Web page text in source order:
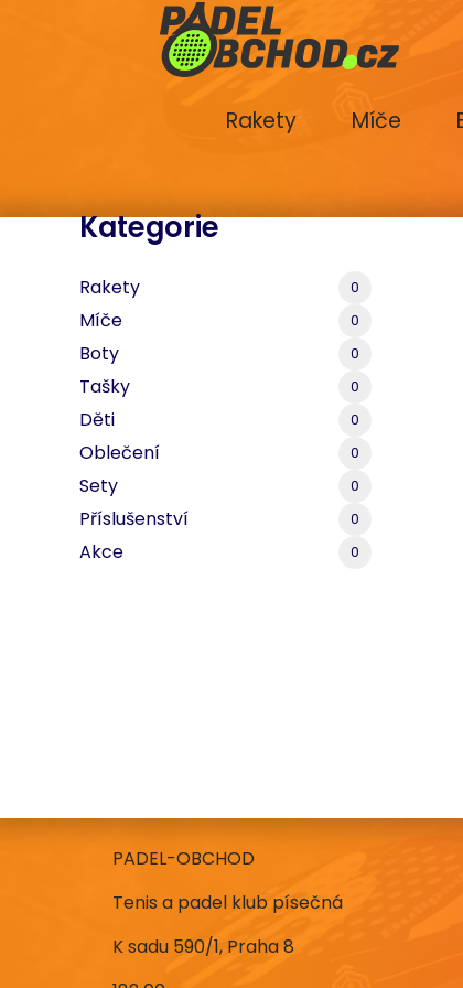
Rakety Míče
Kategorie
Rakety 0
Míče 0
Boty 0
Tašky 0
Děti 0
Oblečení 0
Sety 0
Příslušenství 0
Akce 0
PADEL-OBCHOD
Tenis a padel klub písečná
K sadu 590/1, Praha 8